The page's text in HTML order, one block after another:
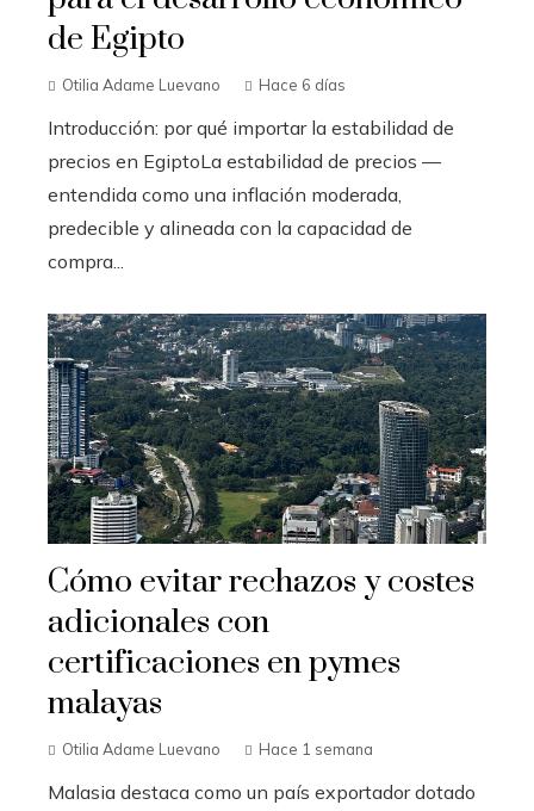
de Egipto
Otilia Adame Luevano Hace 6 días
Introducción: por qué importar la estabilidad de
precios en EgiptoLa estabilidad de precios —
entendida como una inflación moderada,
predecible y alineada con la capacidad de
compra...
Cómo evitar rechazos y costes
adicionales con
certificaciones en pymes
malayas
Otilia Adame Luevano Hace 1 semana
Malasia destaca como un país exportador dotado